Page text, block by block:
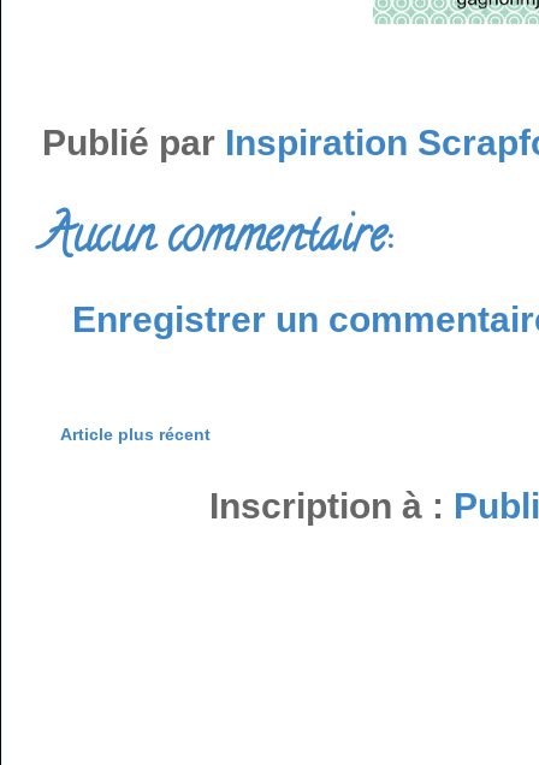
Publié par Inspiration
Aucun commentaire:
Enregistrer un
Article plus récent
Inscription à :